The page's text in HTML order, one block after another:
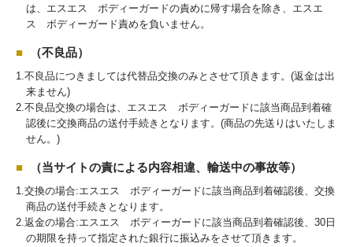
は、エスエス ボディーガードの責めに帰す場合を除き、エスエ
ス ボディーガード責めを負いません。
（不良品）
1.不良品につきましては代替品交換のみとさせて頂きます。(返金は出
来ません)
2.不良品交換の場合は、エスエス ボディーガードに該当商品到着確
認後に交換商品の送付手続きとなります。(商品の先送りはいたしま
せん。)
（当サイトの責による内容相違、輸送中の事故等）
1.交換の場合:エスエス ボディーガードに該当商品到着確認後、交換
商品の送付手続きとなります。
2.返金の場合:エスエス ボディーガードに該当商品到着確認後、30日
の期限を持って指定された銀行に振込みをさせて頂きます。